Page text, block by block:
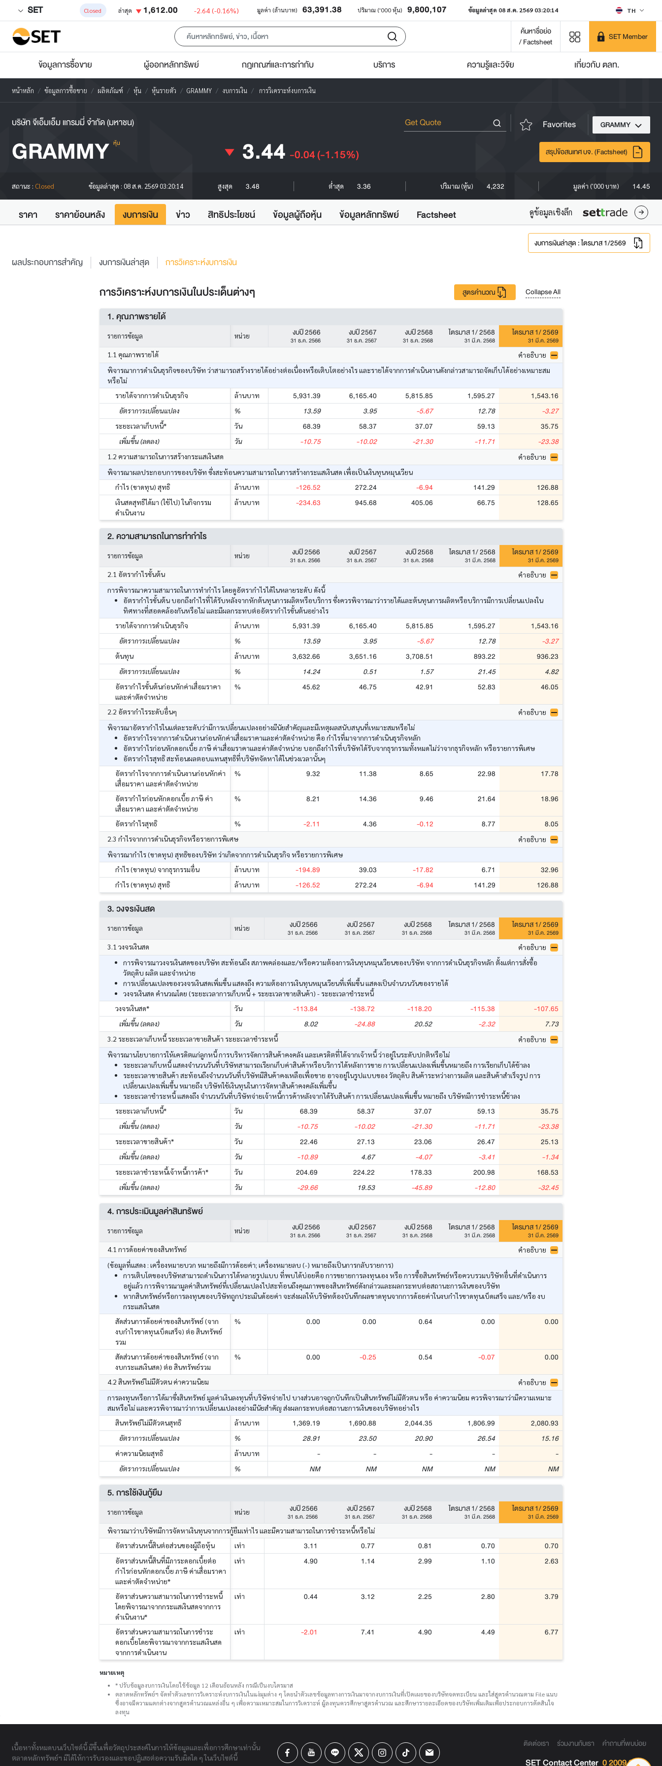
SET Closed ล่าสุด 1,612.00 -2.64 (-0.16%) มูลค่า (ล้านบาท) 63,391.38 ปริมาณ ('000 หุ้น) 9,800,107 ข้อมูลล่าสุด 08 ส.ค. 2569 03:20:14 TH
ค้นหาชื่อย่อ
/ Factsheet
SET Member
ข้อมูลการซื้อขาย ผู้ออกหลักทรัพย์ กฎเกณฑ์และการกำกับ บริการ ความรู้และวิจัย เกี่ยวกับ ตลท.
หน้าหลัก ข้อมูลการซื้อขาย ผลิตภัณฑ์ หุ้น หุ้นรายตัว GRAMMY งบการเงิน การวิเคราะห์งบการเงิน
บริษัท จีเอ็มเอ็ม แกรมมี่ จำกัด (มหาชน) Favorites GRAMMY
GRAMMY หุ้น 3.44 -0.04(-1.15%) สรุปข้อสนเทศ บจ. (Factsheet)
สถานะ : Closed ข้อมูลล่าสุด : 08 ส.ค. 2569 03:20:14 สูงสุด 3.48 ต่ำสุด 3.36 ปริมาณ (หุ้น) 4,232 มูลค่า ('000 บาท) 14.45
ราคา ราคาย้อนหลัง งบการเงิน ข่าว สิทธิประโยชน์ ข้อมูลผู้ถือหุ้น ข้อมูลหลักทรัพย์ Factsheet ดูข้อมูลเชิงลึก
งบการเงินล่าสุด : ไตรมาส 1/2569
ผลประกอบการสำคัญ งบการเงินล่าสุด การวิเคราะห์งบการเงิน
การวิเคราะห์งบการเงินในประเด็นต่างๆ สูตรคำนวณ Collapse All
1. คุณภาพรายได้
รายการข้อมูล หน่วย งบปี 2566
31 ธ.ค. 2566
งบปี 2567
31 ธ.ค. 2567
งบปี 2568
31 ธ.ค. 2568
ไตรมาส 1/ 2568
31 มี.ค. 2568
ไตรมาส 1/ 2569
31 มี.ค. 2569
1.1 คุณภาพรายได้
คำอธิบาย
พิจารณาการดำเนินธุรกิจของบริษัท ว่าสามารถสร้างรายได้อย่างต่อเนื่องหรือเติบโตอย่างไร และรายได้จากการดำเนินงานดังกล่าวสามารถจัดเก็บได้อย่างเหมาะสม
หรือไม่
รายได้จากการดำเนินธุรกิจ
ล้านบาท 5,931.39 6,165.40 5,815.85 1,595.27 1,543.16
อัตราการเปลี่ยนแปลง % 13.59 3.95 -5.67 12.78 -3.27
ระยะเวลาเก็บหนี้* วัน 68.39 58.37 37.07 59.13 35.75
เพิ่มขึ้น (ลดลง) วัน -10.75 -10.02 -21.30 -11.71 -23.38
1.2 ความสามารถในการสร้างกระแสเงินสด
คำอธิบาย
พิจารณาผลประกอบการของบริษัท ซึ่งสะท้อนความสามารถในการสร้างกระแสเงินสด เพื่อเป็นเงินทุนหมุนเวียน
กำไร (ขาดทุน) สุทธิ
ล้านบาท -126.52 272.24 -6.94 141.29 126.88
เงินสดสุทธิได้มา (ใช้ไป) ในกิจกรรม
ดำเนินงาน
ล้านบาท -234.63 945.68 405.06 66.75 128.65
2. ความสามารถในการทำกำไร
รายการข้อมูล หน่วย งบปี 2566
31 ธ.ค. 2566
งบปี 2567
31 ธ.ค. 2567
งบปี 2568
31 ธ.ค. 2568
ไตรมาส 1/ 2568
31 มี.ค. 2568
ไตรมาส 1/ 2569
31 มี.ค. 2569
2.1 อัตรากำไรขั้นต้น
คำอธิบาย
การพิจารณาความสามารถในการทำกำไร โดยดูอัตรากำไรได้ในหลายระดับ ดังนี้
อัตรากำไรขั้นต้น บอกถึงกำไรที่ได้รับหลังจากหักต้นทุนการผลิตหรือบริการ ซึ่งควรพิจารณาว่ารายได้และต้นทุนการผลิตหรือบริการมีการเปลี่ยนแปลงใน
ทิศทางที่สอดคล้องกันหรือไม่ และมีผลกระทบต่ออัตรากำไรขั้นต้นอย่างไร
รายได้จากการดำเนินธุรกิจ
ล้านบาท 5,931.39 6,165.40 5,815.85 1,595.27 1,543.16
อัตราการเปลี่ยนแปลง % 13.59 3.95 -5.67 12.78 -3.27
ต้นทุน ล้านบาท 3,632.66 3,651.16 3,708.51 893.22 936.23
อัตราการเปลี่ยนแปลง % 14.24 0.51 1.57 21.45 4.82
อัตรากำไรขั้นต้นก่อนหักค่าเสื่อมราคา
และค่าตัดจำหน่าย
% 45.62 46.75 42.91 52.83 46.05
2.2 อัตรากำไรระดับอื่นๆ
คำอธิบาย
พิจารณาอัตรากำไรในแต่ละระดับว่ามีการเปลี่ยนแปลงอย่างมีนัยสำคัญและมีเหตุผลสนับสนุนที่เหมาะสมหรือไม่
อัตรากำไรจากการดำเนินงานก่อนหักค่าเสื่อมราคาและค่าตัดจำหน่าย คือ กำไรที่มาจากการดำเนินธุรกิจหลัก
อัตรากำไรก่อนหักดอกเบี้ย ภาษี ค่าเสื่อมราคาและค่าตัดจำหน่าย บอกถึงกำไรที่บริษัทได้รับจากธุรกรรมทั้งหมดไม่ว่าจากธุรกิจหลัก หรือรายการพิเศษ
อัตรากำไรสุทธิ สะท้อนผลตอบแทนสุทธิที่บริษัทจัดหาได้ในช่วงเวลานั้นๆ
อัตรากำไรจากการดำเนินงานก่อนหักค่า
เสื่อมราคา และค่าตัดจำหน่าย
% 9.32 11.38 8.65 22.98 17.78
อัตรากำไรก่อนหักดอกเบี้ย ภาษี ค่า
เสื่อมราคา และค่าตัดจำหน่าย
% 8.21 14.36 9.46 21.64 18.96
อัตรากำไรสุทธิ % -2.11 4.36 -0.12 8.77 8.05
2.3 กำไรจากการดำเนินธุรกิจหรือรายการพิเศษ
คำอธิบาย
พิจารณากำไร (ขาดทุน) สุทธิของบริษัท ว่าเกิดจากการดำเนินธุรกิจ หรือรายการพิเศษ
กำไร (ขาดทุน) จากธุรกรรมอื่น
ล้านบาท -194.89 39.03 -17.82 6.71 32.96
กำไร (ขาดทุน) สุทธิ ล้านบาท -126.52 272.24 -6.94 141.29 126.88
3. วงจรเงินสด
รายการข้อมูล หน่วย งบปี 2566
31 ธ.ค. 2566
งบปี 2567
31 ธ.ค. 2567
งบปี 2568
31 ธ.ค. 2568
ไตรมาส 1/ 2568
31 มี.ค. 2568
ไตรมาส 1/ 2569
31 มี.ค. 2569
3.1 วงจรเงินสด
คำอธิบาย
การพิจารณาวงจรเงินสดของบริษัท สะท้อนถึง สภาพคล่องและ/หรือความต้องการเงินทุนหมุนเวียนของบริษัท จากการดำเนินธุรกิจหลัก ตั้งแต่การสั่งซื้อ
วัตถุดิบ ผลิต และจำหน่าย
การเปลี่ยนแปลงของวงจรเงินสดเพิ่มขึ้น แสดงถึง ความต้องการเงินทุนหมุนเวียนที่เพิ่มขึ้น แสดงเป็นจำนวนวันของรายได้
วงจรเงินสด คำนวณโดย (ระยะเวลาการเก็บหนี้ + ระยะเวลาขายสินค้า) - ระยะเวลาชำระหนี้
วงจรเงินสด*
วัน -113.84 -138.72 -118.20 -115.38 -107.65
เพิ่มขึ้น (ลดลง) วัน 8.02 -24.88 20.52 -2.32 7.73
3.2 ระยะเวลาเก็บหนี้ ระยะเวลาขายสินค้า ระยะเวลาชำระหนี้
คำอธิบาย
พิจารณานโยบายการให้เครดิตแก่ลูกหนี้ การบริหารจัดการสินค้าคงคลัง และเครดิตที่ได้จากเจ้าหนี้ ว่าอยู่ในระดับปกติหรือไม่
ระยะเวลาเก็บหนี้ แสดงจำนวนวันที่บริษัทสามารถเรียกเก็บค่าสินค้าหรือบริการได้หลังการขาย การเปลี่ยนแปลงเพิ่มขึ้นหมายถึง การเรียกเก็บได้ช้าลง
ระยะเวลาขายสินค้า สะท้อนถึงจำนวนวันที่บริษัทมีสินค้าคงเหลือเพื่อขาย อาจอยู่ในรูปแบบของ วัตถุดิบ สินค้าระหว่างการผลิต และสินค้าสำเร็จรูป การ
เปลี่ยนแปลงเพิ่มขึ้น หมายถึง บริษัทใช้เงินทุนในการจัดหาสินค้าคงคลังเพิ่มขึ้น
ระยะเวลาชำระหนี้ แสดงถึง จำนวนวันที่บริษัทจ่ายเจ้าหนี้การค้าหลังจากได้รับสินค้า การเปลี่ยนแปลงเพิ่มขึ้น หมายถึง บริษัทมีการชำระหนี้ช้าลง
ระยะเวลาเก็บหนี้*
วัน 68.39 58.37 37.07 59.13 35.75
เพิ่มขึ้น (ลดลง) วัน -10.75 -10.02 -21.30 -11.71 -23.38
ระยะเวลาขายสินค้า* วัน 22.46 27.13 23.06 26.47 25.13
เพิ่มขึ้น (ลดลง) วัน -10.89 4.67 -4.07 -3.41 -1.34
ระยะเวลาชำระหนี้เจ้าหนี้การค้า* วัน 204.69 224.22 178.33 200.98 168.53
เพิ่มขึ้น (ลดลง) วัน -29.66 19.53 -45.89 -12.80 -32.45
4. การประเมินมูลค่าสินทรัพย์
รายการข้อมูล หน่วย งบปี 2566
31 ธ.ค. 2566
งบปี 2567
31 ธ.ค. 2567
งบปี 2568
31 ธ.ค. 2568
ไตรมาส 1/ 2568
31 มี.ค. 2568
ไตรมาส 1/ 2569
31 มี.ค. 2569
4.1 การด้อยค่าของสินทรัพย์
คำอธิบาย
(ข้อมูลที่แสดง : เครื่องหมายบวก หมายถึงมีการด้อยค่า; เครื่องหมายลบ (-) หมายถึงเป็นการกลับรายการ)
การเติบโตของบริษัทสามารถดำเนินการได้หลายรูปแบบ ที่พบได้บ่อยคือ การขยายการลงทุนเอง หรือ การซื้อสินทรัพย์หรือควบรวมบริษัทอื่นที่ดำเนินการ
อยู่แล้ว การพิจารณามูลค่าสินทรัพย์ที่เปลี่ยนแปลงไปสะท้อนถึงคุณภาพของสินทรัพย์ดังกล่าวและผลกระทบต่อสถานะการเงินของบริษัท
หากสินทรัพย์หรือการลงทุนของบริษัทถูกประเมินด้อยค่า จะส่งผลให้บริษัทต้องบันทึกผลขาดทุนจากการด้อยค่าในงบกำไรขาดทุนเบ็ดเสร็จ และ/หรือ งบ
กระแสเงินสด
สัดส่วนการด้อยค่าของสินทรัพย์ (จาก
งบกำไรขาดทุนเบ็ดเสร็จ) ต่อ สินทรัพย์
รวม
% 0.00 0.00 0.64 0.00 0.00
สัดส่วนการด้อยค่าของสินทรัพย์ (จาก
งบกระแสเงินสด) ต่อ สินทรัพย์รวม
% 0.00 -0.25 0.54 -0.07 0.00
4.2 สินทรัพย์ไม่มีตัวตน ค่าความนิยม
คำอธิบาย
การลงทุนหรือการได้มาซึ่งสินทรัพย์ มูลค่าเงินลงทุนที่บริษัทจ่ายไป บางส่วนอาจถูกบันทึกเป็นสินทรัพย์ไม่มีตัวตน หรือ ค่าความนิยม ควรพิจารณาว่ามีความเหมาะ
สมหรือไม่ และควรพิจารณาว่าการเปลี่ยนแปลงอย่างมีนัยสำคัญ ส่งผลกระทบต่อสถานะการเงินของบริษัทอย่างไร
สินทรัพย์ไม่มีตัวตนสุทธิ
ล้านบาท 1,369.19 1,690.88 2,044.35 1,806.99 2,080.93
อัตราการเปลี่ยนแปลง % 28.91 23.50 20.90 26.54 15.16
ค่าความนิยมสุทธิ ล้านบาท - - - - -
อัตราการเปลี่ยนแปลง % NM NM NM NM NM
5. การใช้เงินกู้ยืม
รายการข้อมูล หน่วย งบปี 2566
31 ธ.ค. 2566
งบปี 2567
31 ธ.ค. 2567
งบปี 2568
31 ธ.ค. 2568
ไตรมาส 1/ 2568
31 มี.ค. 2568
ไตรมาส 1/ 2569
31 มี.ค. 2569
พิจารณาว่าบริษัทมีการจัดหาเงินทุนจากการกู้ยืมเท่าไร และมีความสามารถในการชำระหนี้หรือไม่
อัตราส่วนหนี้สินต่อส่วนของผู้ถือหุ้น
เท่า 3.11 0.77 0.81 0.70 0.70
อัตราส่วนหนี้สินที่มีภาระดอกเบี้ยต่อ
กำไรก่อนหักดอกเบี้ย ภาษี ค่าเสื่อมราคา
และค่าตัดจำหน่าย*
เท่า 4.90 1.14 2.99 1.10 2.63
อัตราส่วนความสามารถในการชำระหนี้
โดยพิจารณาจากกระแสเงินสดจากการ
ดำเนินงาน*
เท่า 0.44 3.12 2.25 2.80 3.79
อัตราส่วนความสามารถในการชำระ
ดอกเบี้ยโดยพิจารณาจากกระแสเงินสด
จากการดำเนินงาน
เท่า -2.01 7.41 4.90 4.49 6.77
หมายเหตุ
* ปรับข้อมูลงบการเงินโดยใช้ข้อมูล 12 เดือนย้อนหลัง กรณีเป็นงบไตรมาส
ตลาดหลักทรัพย์ฯ จัดทำตัวเลขการวิเคราะห์งบการเงินในแง่มุมต่าง ๆ โดยนำตัวเลขข้อมูลทางการเงินมาจากงบการเงินที่เปิดเผยของบริษัทจดทะเบียน และใส่สูตรคำนวณตาม File แนบ
ซึ่งอาจมีความแตกต่างจากสูตรคำนวณแหล่งอื่น ๆ เพื่อความเหมาะสมในการวิเคราะห์ ผู้ลงทุนควรศึกษาสูตรคำนวณ และศึกษารายละเอียดของบริษัทเพิ่มเติมเพื่อประกอบการตัดสินใจ
ลงทุน
เนื้อหาทั้งหมดบนเว็บไซต์นี้ มีขึ้นเพื่อวัตถุประสงค์ในการให้ข้อมูลและเพื่อการศึกษาเท่านั้น
ตลาดหลักทรัพย์ฯ มิได้ให้การรับรองและขอปฏิเสธต่อความรับผิดใด ๆ ในเว็บไซต์นี้
ติดต่อเรา ร่วมงานกับเรา คำถามที่พบบ่อย
SET Contact Center 0 2009 9999